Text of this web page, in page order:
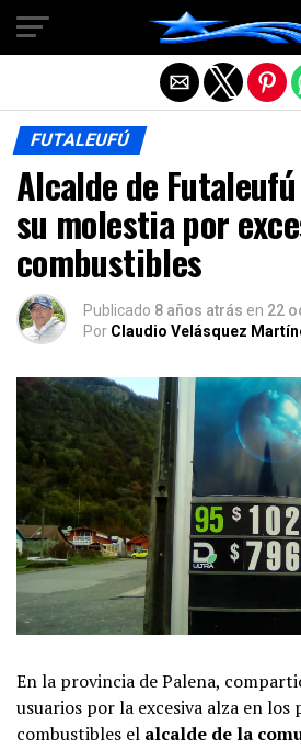
FUTALEUFÚ
Alcalde de
su molestia por
combustibles
Publicado 8 años atrás en 22
Por Claudio Velásquez
En la provincia de Palena,
usuarios por la excesiva alza en los
combustibles el alcalde de la
Salir de la versión